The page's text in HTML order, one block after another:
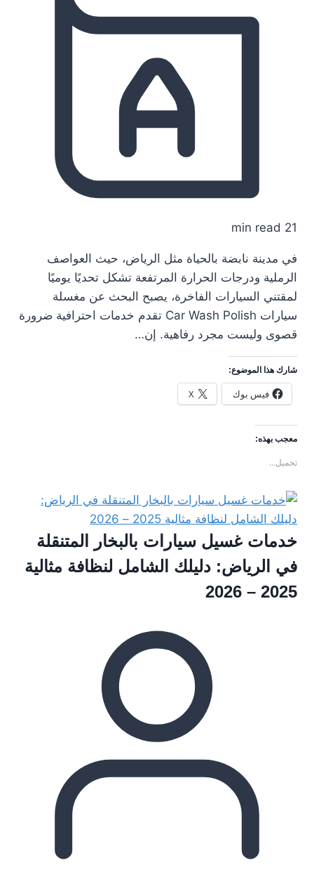
21 min read
في مدينة نابضة بالحياة مثل الرياض، حيث العواصف
الرملية ودرجات الحرارة المرتفعة تشكل تحديًا يوميًا
لمقتني السيارات الفاخرة، يصبح البحث عن مغسلة
سيارات Car Wash Polish تقدم خدمات احترافية ضرورة
قصوى وليست مجرد رفاهية. إن…
شارك هذا الموضوع:
فيس بوك X
معجب بهذه:
تحميل...
خدمات غسيل سيارات بالبخار المتنقلة
في الرياض: دليلك الشامل لنظافة مثالية
2025 – 2026